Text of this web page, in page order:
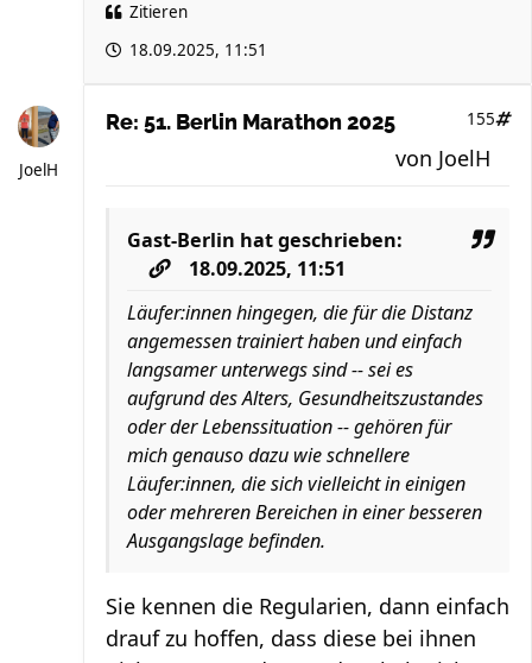
Zitieren
18.09.2025, 11:51
JoelH
Re: 51. Berlin Marathon 2025 155
von JoelH
Gast-Berlin hat geschrieben:
18.09.2025, 11:51
Läufer:innen hingegen, die für die Distanz
angemessen trainiert haben und einfach
langsamer unterwegs sind -- sei es
aufgrund des Alters, Gesundheitszustandes
oder der Lebenssituation -- gehören für
mich genauso dazu wie schnellere
Läufer:innen, die sich vielleicht in einigen
oder mehreren Bereichen in einer besseren
Ausgangslage befinden.
Sie kennen die Regularien, dann einfach
drauf zu hoffen, dass diese bei ihnen